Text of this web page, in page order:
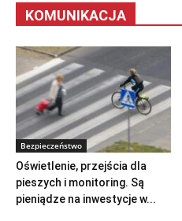
KOMUNIKACJA
Bezpieczeństwo
Oświetlenie, przejścia dla
pieszych i monitoring. Są
pieniądze na inwestycje w...